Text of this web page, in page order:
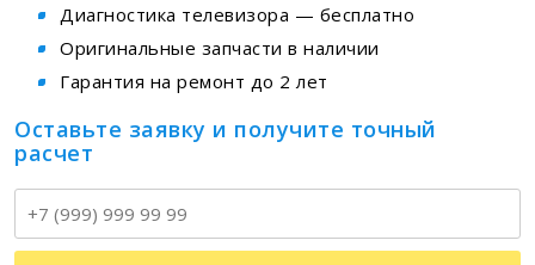
Диагностика телевизора — бесплатно
Оригинальные запчасти в наличии
Гарантия на ремонт до 2 лет
Оставьте заявку и получите точный
расчет